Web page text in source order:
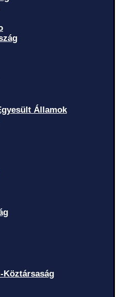
Államok
Köztársaság